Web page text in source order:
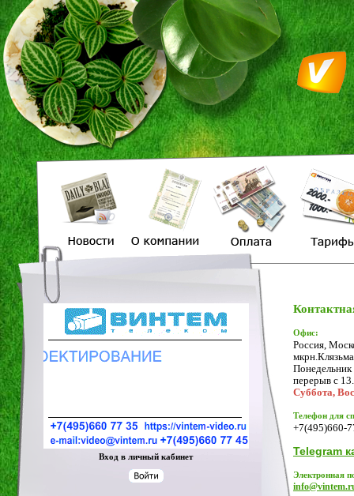
Вход в личный кабинет
Офис:
Россия,
перерыв с
Суббота,
Телефон для
+7(495)660-
Telegram
Электронная